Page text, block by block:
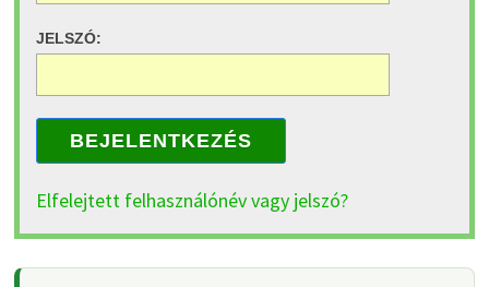
JELSZÓ:
BEJELENTKEZÉS
Elfelejtett felhasználónév vagy jelszó?